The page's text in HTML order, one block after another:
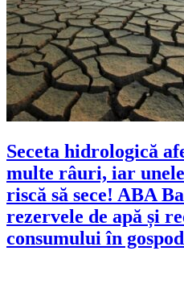
Seceta hidrologică
multe râuri, iar
riscă să sece! ABA
rezervele de apă și
consumului în